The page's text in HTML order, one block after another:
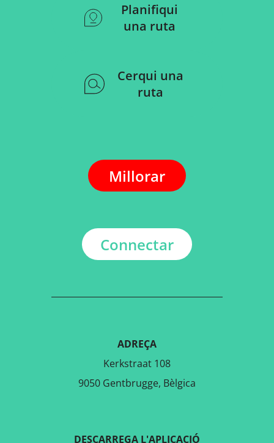
Planifiqui
una ruta
Cerqui una
ruta
Millorar
Connectar
ADREÇA
Kerkstraat 108
9050 Gentbrugge, Bèlgica
DESCARREGA L'APLICACIÓ